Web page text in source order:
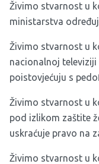
Živimo stvarnost u
ministarstva
Živimo stvarnost u
nacionalnoj
poistovjećuju s
Živimo stvarnost u
pod izlikom zaštite
uskraćuje pravo na
Živimo stvarnost u